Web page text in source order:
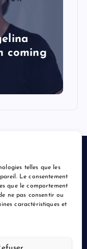
telles que les
Le consentement
que le comportement
ne pas consentir ou
caractéristiques et
coming